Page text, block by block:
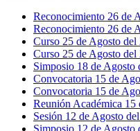
Reconocimiento 26 de
Reconocimiento 26 de
Curso 25 de Agosto del
Curso 25 de Agosto del
Simposio 18 de Agosto
Convocatoria 15 de
Convocatoria 15 de
Reunión Académica 15
Sesión 12 de Agosto